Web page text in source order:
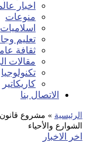
اخبار
منوعات
اسلاميات
تعليم
ثقافة
مقالات
تكنولوجيا
كاريكاتير
الاتصال بنا
الرئيسية » مشروع قانون
الشوارع والأحياء
اخر الاخبار